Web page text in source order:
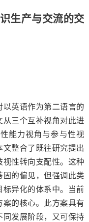
生产与交流的交
英语作为第二语言的
三个互补视角对此进
能力视角与参与性视
整合了既往研究提出
性转向支配性。这种
的偏见，但强调此类
异化的体系中。当前
的核心。此方案具有
同发展阶段，又可保持